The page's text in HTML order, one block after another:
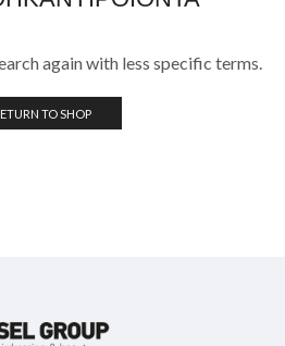
again with less specific terms.
TO SHOP